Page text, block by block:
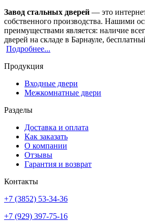
Завод стальных дверей — это
собственного производства. Нашими
преимуществами является: наличие
дверей на складе в Барнауле,
Подробнее...
Продукция
Входные двери
Межкомнатные двери
Разделы
Доставка и оплата
Как заказать
О компании
Отзывы
Гарантия и возврат
Контакты
+7 (3852) 53-34-36
+7 (929) 397-75-16